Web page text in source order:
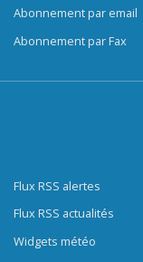
Abonnement par email
Abonnement par Fax
Flux RSS alertes
Flux RSS actualités
Widgets météo